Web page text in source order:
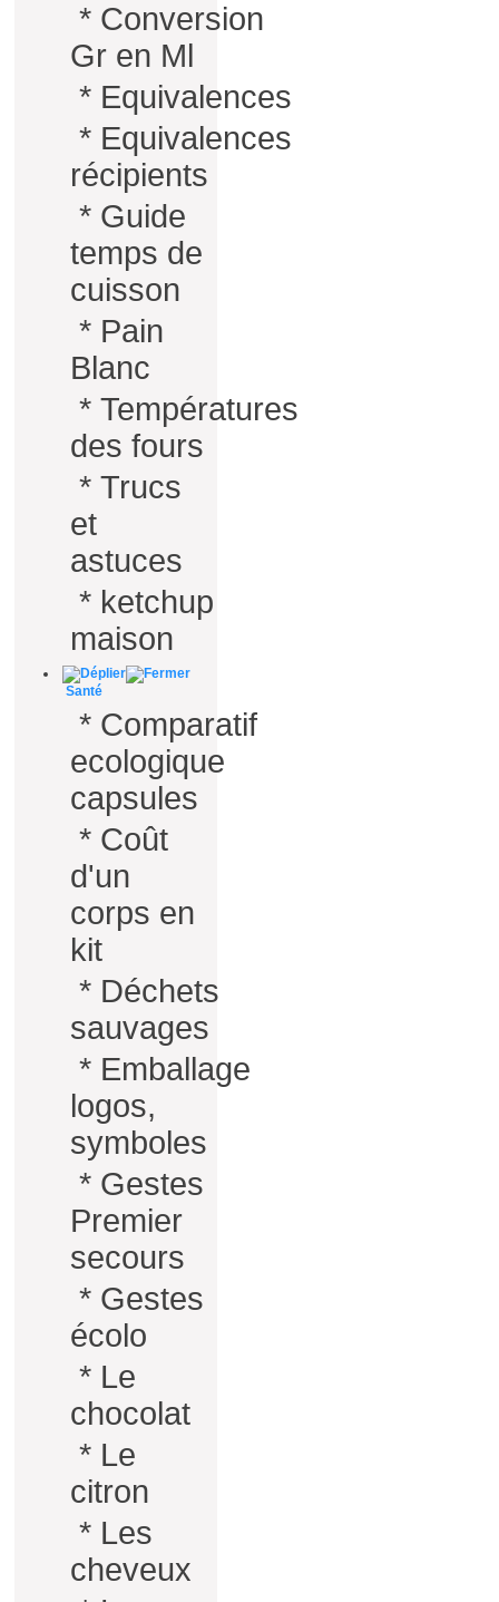
* Conversion
Gr en Ml
* Equivalences
* Equivalences
récipients
* Guide
temps de
cuisson
* Pain
Blanc
* Températures
des fours
* Trucs
et
astuces
* ketchup
maison
Santé
* Comparatif
ecologique
capsules
* Coût
d'un
corps en
kit
* Déchets
sauvages
* Emballage
logos,
symboles
* Gestes
Premier
secours
* Gestes
écolo
* Le
chocolat
* Le
citron
* Les
cheveux